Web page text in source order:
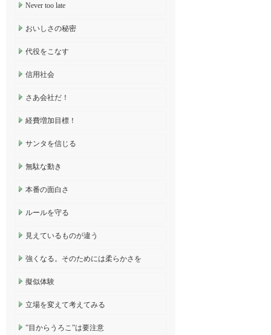
Never too late
おいしさの秘密
代役をこなす
信用社会
さあ会社だ！
経費増加目標！
サンタを信じる
無駄な動き
本番の面白さ
ルールを守る
見えているものが違う
強くなる。そのためには柔らかさを
擬似体験
立場を変えて考えてみる
”目からうろこ”は要注意